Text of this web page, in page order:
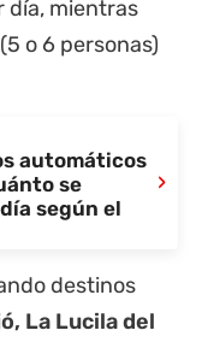
día, mientras
o 6 personas)
automáticos
se
según el
›
destinos
La Lucila del